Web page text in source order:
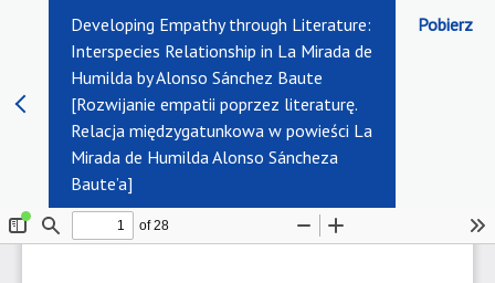
Developing Empathy through Literature:
Interspecies Relationship in La Mirada de
Humilda by Alonso Sánchez Baute
[Rozwijanie empatii poprzez literaturę.
Relacja międzygatunkowa w powieści La
Mirada de Humilda Alonso Sáncheza
Baute’a]
Pobierz